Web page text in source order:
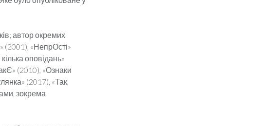
автор окремих
(2001), «НепрОсті»
оповідань»
(2010), «Ознаки
(2017), «Так,
зокрема